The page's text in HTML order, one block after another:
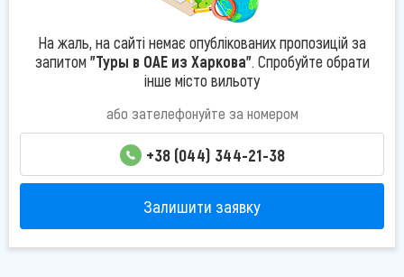
На жаль, на сайті немає опублікованих пропозицій за
запитом "Туры в ОАЕ из Харкова". Спробуйте обрати
інше місто вильоту
або зателефонуйте за номером
+38 (044) 344-21-38
Залишити заявку